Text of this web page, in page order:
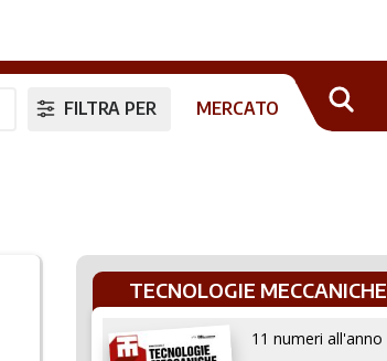
FILTRA PER MERCATO
TECNOLOGIE MECCANICHE
11 numeri all'anno